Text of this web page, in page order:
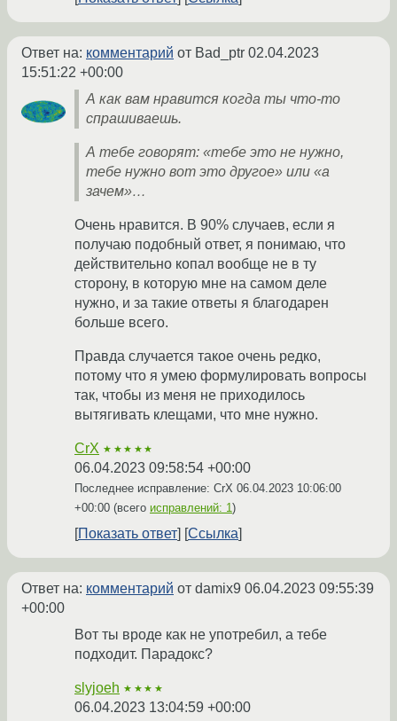
Ответ на: комментарий от Bad_ptr 02.04.2023
15:51:22 +00:00
А как вам нравится когда ты что-то
спрашиваешь.
А тебе говорят: «тебе это не нужно,
тебе нужно вот это другое» или «а
зачем»…
Очень нравится. В 90% случаев, если я
получаю подобный ответ, я понимаю, что
действительно копал вообще не в ту
сторону, в которую мне на самом деле
нужно, и за такие ответы я благодарен
больше всего.
Правда случается такое очень редко,
потому что я умею формулировать вопросы
так, чтобы из меня не приходилось
вытягивать клещами, что мне нужно.
CrX ★★★★★
06.04.2023 09:58:54 +00:00
Последнее исправление: CrX 06.04.2023 10:06:00
+00:00 (всего исправлений: 1)
Показать ответ Ссылка
Ответ на: комментарий от damix9 06.04.2023 09:55:39
+00:00
Вот ты вроде как не употребил, а тебе
подходит. Парадокс?
slyjoeh ★★★★
06.04.2023 13:04:59 +00:00